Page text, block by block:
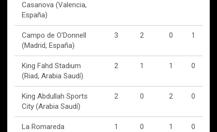
Casanova (Valencia,
España)
Campo de O'Donnell
(Madrid, España)
3 2 0 1
King Fahd Stadium
(Riad, Arabia Saudí)
2 1 1 0
King Abdullah Sports
City (Arabia Saudí)
2 0 2 0
La Romareda
1 0 1 0